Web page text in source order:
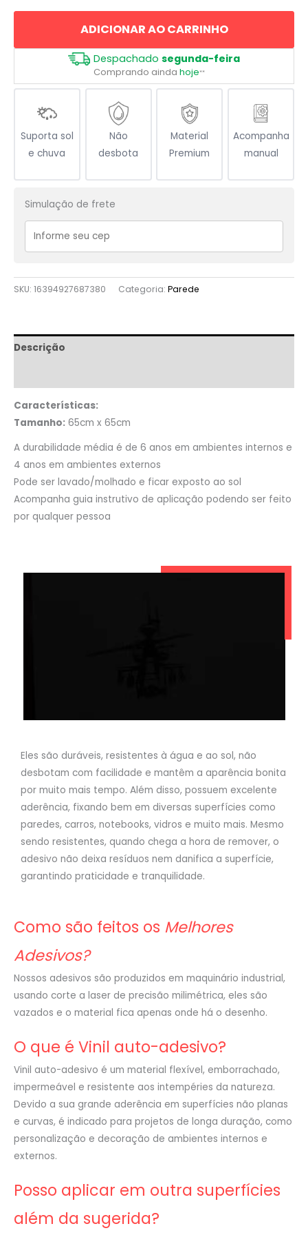
É
Tentar
ADICIONAR AO CARRINHO
Despachado segunda-feira
Comprando ainda hoje**
Suporta sol
e chuva
Não
desbota
Material
Premium
Acompanha
manual
Simulação de frete
SKU: 16394927687380 Categoria: Parede
Descrição
Características:
Tamanho: 65cm x 65cm
A durabilidade média é de 6 anos em ambientes internos e
4 anos em ambientes externos
Pode ser lavado/molhado e ficar exposto ao sol
Acompanha guia instrutivo de aplicação podendo ser feito
por qualquer pessoa
Eles são duráveis, resistentes à água e ao sol, não
desbotam com facilidade e mantêm a aparência bonita
por muito mais tempo. Além disso, possuem excelente
aderência, fixando bem em diversas superfícies como
paredes, carros, notebooks, vidros e muito mais. Mesmo
sendo resistentes, quando chega a hora de remover, o
adesivo não deixa resíduos nem danifica a superfície,
garantindo praticidade e tranquilidade.
Como são feitos os Melhores
Adesivos?
Nossos adesivos são produzidos em maquinário industrial,
usando corte a laser de precisão milimétrica, eles são
vazados e o material fica apenas onde há o desenho.
O que é Vinil auto-adesivo?
Vinil auto-adesivo é um material flexível, emborrachado,
impermeável e resistente aos intempéries da natureza.
Devido a sua grande aderência em superfícies não planas
e curvas, é indicado para projetos de longa duração, como
personalização e decoração de ambientes internos e
externos.
Posso aplicar em outra superfícies
além da sugerida?